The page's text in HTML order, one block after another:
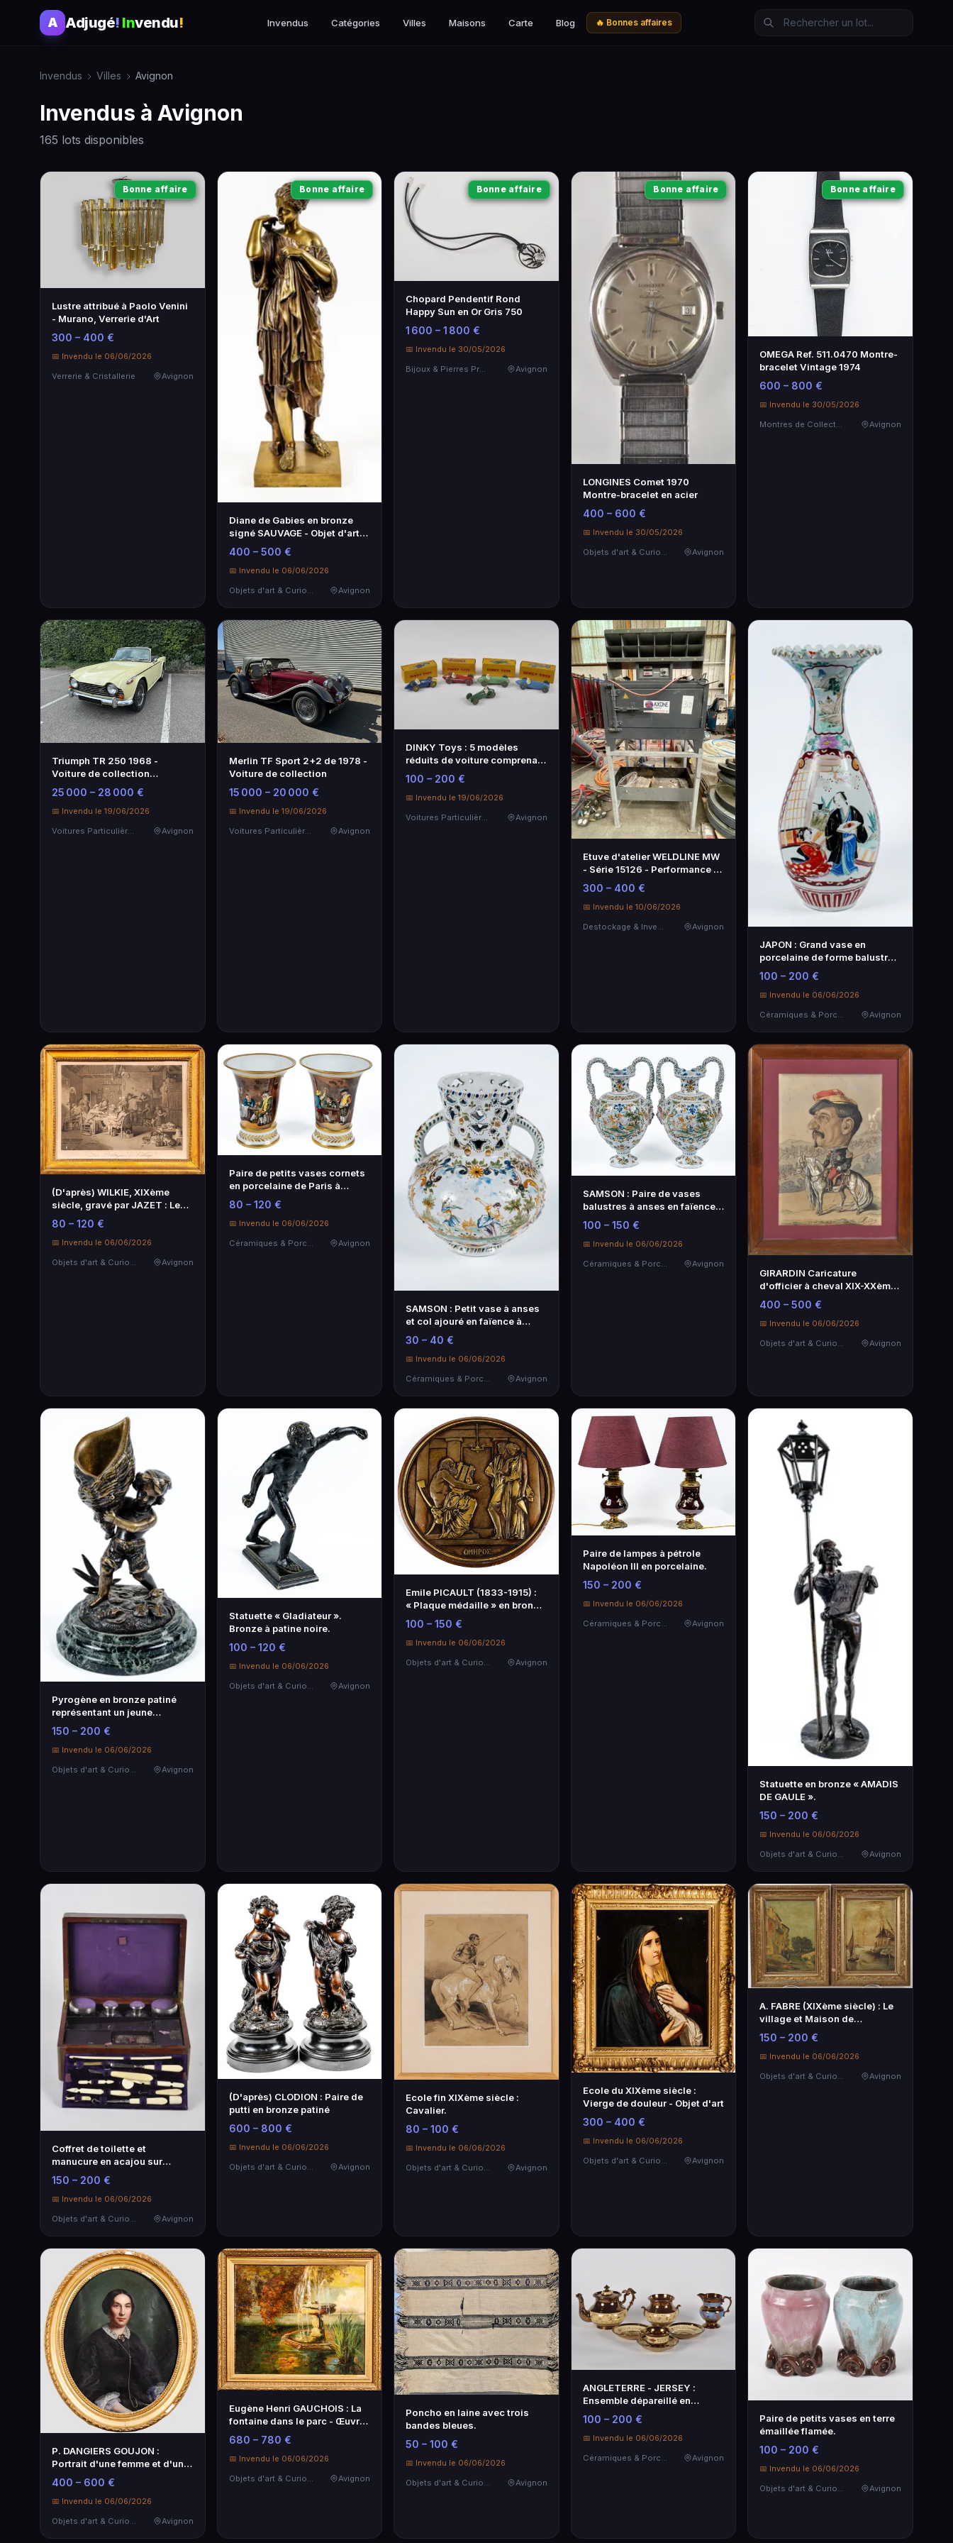
A Adjugé! Invendu! Invendus Catégories Villes Maisons Carte Blog 🔥 Bonnes affaires
Invendus Villes Avignon
Invendus à Avignon
165 lots disponibles
Bonne affaire
Lustre attribué à Paolo Venini
- Murano, Verrerie d'Art
300 – 400 €
📅 Invendu le 06/06/2026
Verrerie & Cristallerie
Avignon
Bonne affaire
Diane de Gabies en bronze
signé SAUVAGE - Objet d'art
exceptionnel
400 – 500 €
📅 Invendu le 06/06/2026
Avignon
Bonne affaire
Chopard Pendentif Rond
Happy Sun en Or Gris 750
1 600 – 1 800 €
📅 Invendu le 30/05/2026
Bijoux & Pierres Précieuses
Avignon
Bonne affaire
LONGINES Comet 1970
Montre-bracelet en acier
400 – 600 €
📅 Invendu le 30/05/2026
Avignon
Bonne affaire
OMEGA Ref. 511.0470 Montre-
bracelet Vintage 1974
600 – 800 €
📅 Invendu le 30/05/2026
Avignon
Triumph TR 250 1968 -
Voiture de collection
emblématique
25 000 – 28 000 €
📅 Invendu le 19/06/2026
Voitures Particulières
Avignon
Merlin TF Sport 2+2 de 1978 -
Voiture de collection
15 000 – 20 000 €
📅 Invendu le 19/06/2026
Voitures Particulières
Avignon
DINKY Toys : 5 modèles
réduits de voiture comprenant
une Tal…
100 – 200 €
📅 Invendu le 19/06/2026
Avignon
Etuve d'atelier WELDLINE MW
- Série 15126 - Performance et
fiabilité
300 – 400 €
📅 Invendu le 10/06/2026
Destockage & Invendus
Avignon
JAPON : Grand vase en
porcelaine de forme balustre
évasé en …
100 – 200 €
📅 Invendu le 06/06/2026
Céramiques & Porcelaine
Avignon
(D'après) WILKIE, XIXème
siècle, gravé par JAZET : Les
polit…
80 – 120 €
📅 Invendu le 06/06/2026
Objets d'art & Curiosités
Avignon
Paire de petits vases cornets
en porcelaine de Paris à
décor…
80 – 120 €
📅 Invendu le 06/06/2026
Céramiques & Porcelaine
Avignon
SAMSON : Petit vase à anses
et col ajouré en faïence à
décor…
30 – 40 €
📅 Invendu le 06/06/2026
Céramiques & Porcelaine
Avignon
SAMSON : Paire de vases
balustres à anses en faïence à
décor…
100 – 150 €
📅 Invendu le 06/06/2026
Céramiques & Porcelaine
Avignon
GIRARDIN Caricature
d'officier à cheval XIX-XXème
- Œuvre d'art unique
400 – 500 €
📅 Invendu le 06/06/2026
Objets d'art & Curiosités
Avignon
Pyrogène en bronze patiné
représentant un jeune
napolitain t…
150 – 200 €
📅 Invendu le 06/06/2026
Avignon
Statuette « Gladiateur ».
Bronze à patine noire.
100 – 120 €
📅 Invendu le 06/06/2026
Objets d'art & Curiosités
Avignon
Emile PICAULT (1833-1915) :
« Plaque médaille » en bronze
à …
100 – 150 €
📅 Invendu le 06/06/2026
Avignon
Paire de lampes à pétrole
Napoléon III en porcelaine.
150 – 200 €
📅 Invendu le 06/06/2026
Avignon
Statuette en bronze « AMADIS
DE GAULE ».
150 – 200 €
📅 Invendu le 06/06/2026
Avignon
Coffret de toilette et
manucure en acajou sur
monture en lai…
150 – 200 €
📅 Invendu le 06/06/2026
Objets d'art & Curiosités
Avignon
(D'après) CLODION : Paire de
putti en bronze patiné
600 – 800 €
📅 Invendu le 06/06/2026
Objets d'art & Curiosités
Avignon
Ecole fin XIXème siècle :
Cavalier.
80 – 100 €
📅 Invendu le 06/06/2026
Objets d'art & Curiosités
Avignon
Ecole du XIXème siècle :
Vierge de douleur - Objet d'art
300 – 400 €
📅 Invendu le 06/06/2026
Objets d'art & Curiosités
Avignon
A. FABRE (XIXème siècle) : Le
village et Maison de
pécheurs.
150 – 200 €
📅 Invendu le 06/06/2026
Objets d'art & Curiosités
Avignon
P. DANGIERS GOUJON :
Portrait d'une femme et d'un
homme - Œuvre d'art unique
400 – 600 €
📅 Invendu le 06/06/2026
Avignon
Eugène Henri GAUCHOIS : La
fontaine dans le parc - Œuvre
d'art
680 – 780 €
📅 Invendu le 06/06/2026
Avignon
Poncho en laine avec trois
bandes bleues.
50 – 100 €
📅 Invendu le 06/06/2026
Avignon
ANGLETERRE - JERSEY :
Ensemble dépareillé en
faïence fine lu…
100 – 200 €
📅 Invendu le 06/06/2026
Céramiques & Porcelaine
Avignon
Paire de petits vases en terre
émaillée flamée.
100 – 200 €
📅 Invendu le 06/06/2026
Avignon